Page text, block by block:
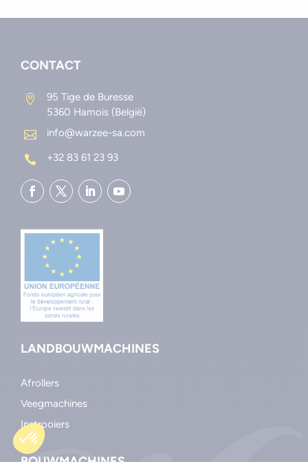

LANDBOUWMACHINES
Afrollers
Veegmachines
Instrooiers
BOUWMACHINES
Mengbakken
Veegmachines
Silo’s